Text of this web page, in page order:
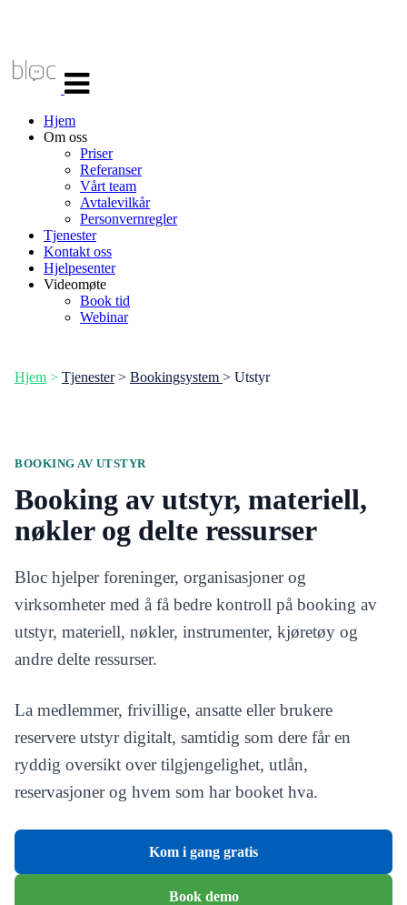
navigasjon
Hjem
Om oss
Priser
Referanser
Vårt team
Avtalevilkår
Personvernregler
Tjenester
Kontakt oss
Hjelpesenter
Videomøte
Book tid
Webinar
Hjem > Tjenester> Bookingsystem > Utstyr
BOOKING AV UTSTYR
Booking av utstyr, materiell,
nøkler og delte ressurser
Bloc hjelper foreninger, organisasjoner og
virksomheter med å få bedre kontroll på booking av
utstyr, materiell, nøkler, instrumenter, kjøretøy og
andre delte ressurser.
La medlemmer, frivillige, ansatte eller brukere
reservere utstyr digitalt, samtidig som dere får en
ryddig oversikt over tilgjengelighet, utlån,
reservasjoner og hvem som har booket hva.
Kom i gang gratis
Book demo